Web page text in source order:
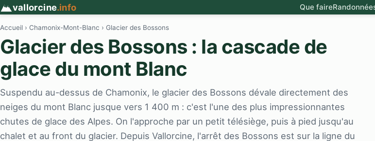
vallorcine.info Que faire
Accueil › Chamonix-Mont-Blanc › Glacier des Bossons
Glacier des Bossons : la cascade de
glace du mont Blanc
Suspendu au-dessus de Chamonix, le glacier des Bossons dévale directement des
neiges du mont Blanc jusque vers 1 400 m : c'est l'une des plus impressionnantes
chutes de glace des Alpes. On l'approche par un petit télésiège, puis à pied jusqu'au
chalet et au front du glacier. Depuis Vallorcine, l'arrêt des Bossons est sur la ligne du